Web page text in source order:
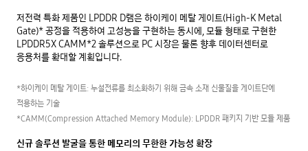
저전력 특화 제품인 LPDDR D램은 하이케이 메탈 게이트(High-K Metal
Gate)* 공정을 적용하여 고성능을 구현하는 동시에, 모듈 형태로 구현한
LPDDR5X CAMM*2 솔루션으로 PC 시장은 물론 향후 데이터센터로
*하이케이 메탈 게이트: 누설전류를 최소화하기 위해 금속 소재 신물질을 게이트단에
적용하는 기술
*CAMM(Compression Attached Memory Module): LPDDR 패키지 기반 모듈 제품
신규 솔루션 발굴을 통한 메모리의 무한한 가능성 확장